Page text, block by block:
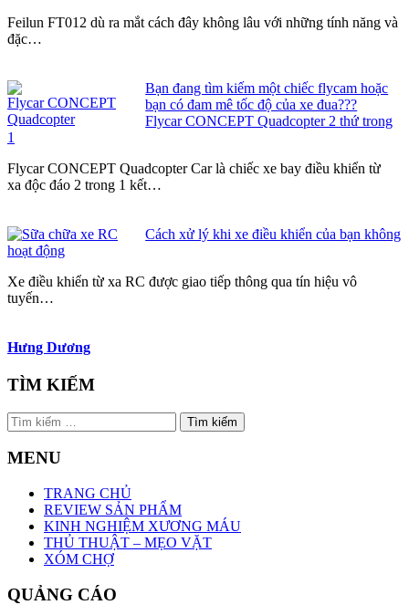
Feilun FT012 dù ra mắt cách đây không lâu với những tính năng và
đặc…
Bạn đang tìm kiếm một chiếc flycam hoặc
bạn có đam mê tốc độ của xe đua???
Flycar CONCEPT Quadcopter 2 thứ trong
1
Flycar CONCEPT Quadcopter Car là chiếc xe bay điều khiển từ
xa độc đáo 2 trong 1 kết…
Cách xử lý khi xe điều khiển của bạn không
hoạt động
Xe điều khiển từ xa RC được giao tiếp thông qua tín hiệu vô
tuyến…
Hưng Dương
TÌM KIẾM
Tìm
kiếm
cho:
MENU
TRANG CHỦ
REVIEW SẢN PHẨM
KINH NGHIỆM XƯƠNG MÁU
THỦ THUẬT – MẸO VẶT
XÓM CHỢ
QUẢNG CÁO